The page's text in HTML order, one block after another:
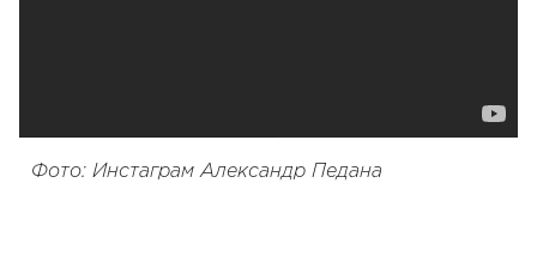
Фото: Инстаграм Александр Педана